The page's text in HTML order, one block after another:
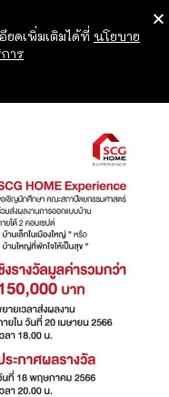
ยดเพิ่มเติมได้ที่ นโยบาย
าร